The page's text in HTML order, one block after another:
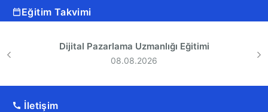
Eğitim Takvimi
Dijital Pazarlama Uzmanlığı Eğitimi
08.08.2026
İletişim